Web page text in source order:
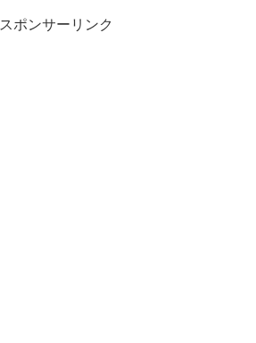
スポンサーリンク